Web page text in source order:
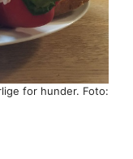
for hunder. Foto: